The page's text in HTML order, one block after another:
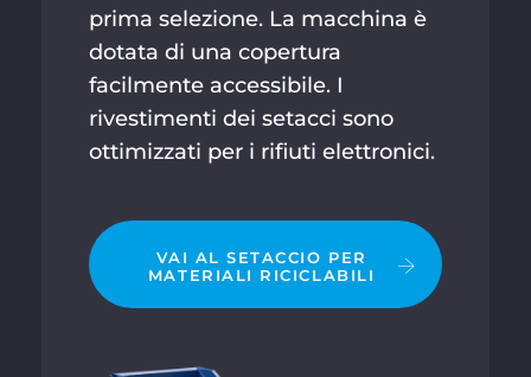
prima selezione. La macchina è
dotata di una copertura
facilmente accessibile. I
rivestimenti dei setacci sono
ottimizzati per i rifiuti elettronici.
VAI AL SETACCIO PER
MATERIALI RICICLABILI